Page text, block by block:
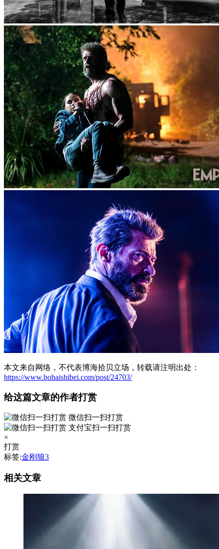
本文来自网络，不代表博海拾贝立场，转载请注明出处：
https://www.bohaishibei.com/post/24703/
给这篇文章的作者打赏
微信扫一扫打赏
支付宝扫一扫打赏
×
打赏
标签:金刚狼3
相关文章